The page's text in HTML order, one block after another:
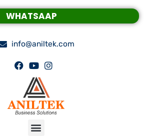
WHATSAAP
info@aniltek.com
Menu